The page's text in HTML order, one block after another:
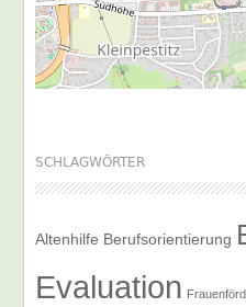
SCHLAGWÖRTER
Altenhilfe Berufsorientierung
Evaluation